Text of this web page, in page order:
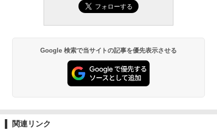
Google 検索で当サイトの記事を優先表示させる
関連リンク